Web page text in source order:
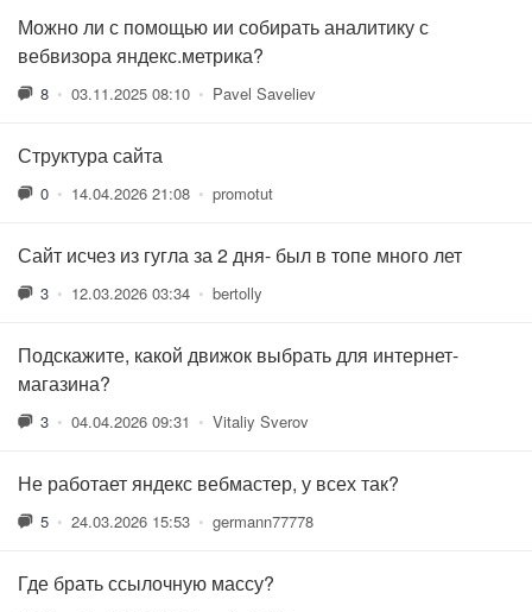
Можно ли с помощью ии собирать аналитику с
вебвизора яндекс.метрика?
8 • 03.11.2025 08:10 • Pavel Saveliev
Структура сайта
0 • 14.04.2026 21:08 • promotut
Сайт исчез из гугла за 2 дня- был в топе много лет
3 • 12.03.2026 03:34 • bertolly
Подскажите, какой движок выбрать для интернет-
магазина?
3 • 04.04.2026 09:31 • Vitaliy Sverov
Не работает яндекс вебмастер, у всех так?
5 • 24.03.2026 15:53 • germann77778
Где брать ссылочную массу?